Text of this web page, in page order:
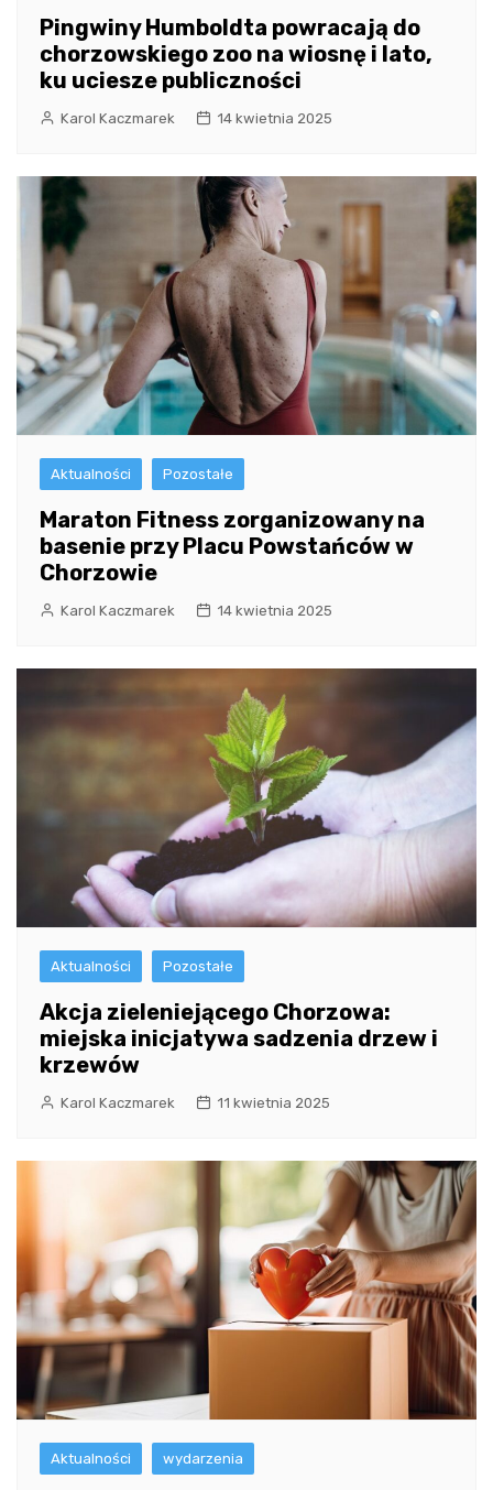
Pingwiny Humboldta powracają do
chorzowskiego zoo na wiosnę i lato,
ku uciesze publiczności
Karol Kaczmarek 14 kwietnia 2025
Aktualności Pozostałe
Maraton Fitness zorganizowany na
basenie przy Placu Powstańców w
Chorzowie
Karol Kaczmarek 14 kwietnia 2025
Aktualności Pozostałe
Akcja zieleniejącego Chorzowa:
miejska inicjatywa sadzenia drzew i
krzewów
Karol Kaczmarek 11 kwietnia 2025
Aktualności wydarzenia